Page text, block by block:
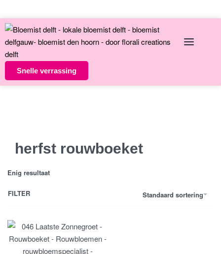
Snelle verrassing
herfst rouwboeket
Enig resultaat
Standaard sortering
FILTER